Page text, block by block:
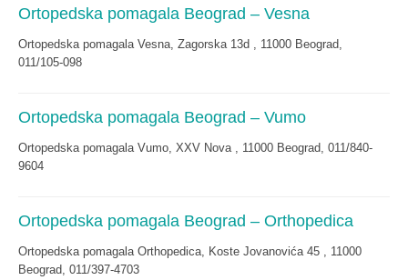
Ortopedska pomagala Beograd – Vesna
Ortopedska pomagala Vesna, Zagorska 13d , 11000 Beograd,
011/105-098
Ortopedska pomagala Beograd – Vumo
Ortopedska pomagala Vumo, XXV Nova , 11000 Beograd, 011/840-
9604
Ortopedska pomagala Beograd – Orthopedica
Ortopedska pomagala Orthopedica, Koste Jovanovića 45 , 11000
Beograd, 011/397-4703